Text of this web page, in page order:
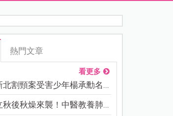
熱門文章
看更多
北割頸案受害少年楊承勳名...
秋後秋燥來襲！中醫教養肺...